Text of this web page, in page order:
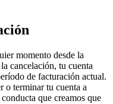
momento desde la
cancelación, tu cuenta
de facturación actual.
o terminar tu cuenta a
que creamos que